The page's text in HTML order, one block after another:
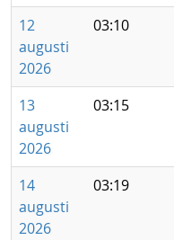
12
augusti
2026
03:10
13
augusti
2026
03:15
14
augusti
2026
03:19